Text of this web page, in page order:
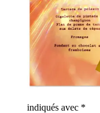
indiqués avec *